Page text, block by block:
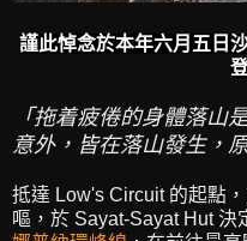
謹此悼念於本年六月五日
「拖着疲倦的身體落山
意外，皆在落山發生，
抵達 Low's Circuit 的起點
嘔，於 Sayat-Sayat Hut 決